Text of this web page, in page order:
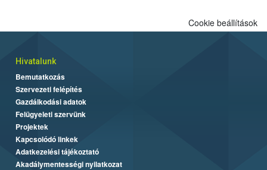
Cookie beállítások
Hivatalunk
Bemutatkozás
Szervezeti felépítés
Gazdálkodási adatok
Felügyeleti szervünk
Projektek
Kapcsolódó linkek
Adatkezelési tájékoztató
Akadálymentességi nyilatkozat